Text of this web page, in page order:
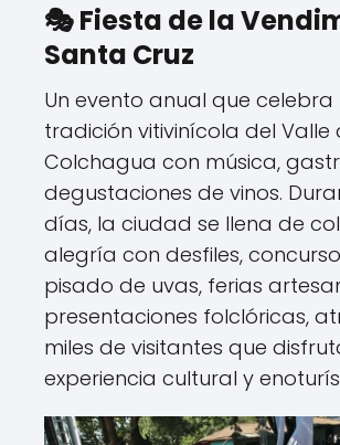
🎭 Fiesta de la
Santa Cruz
Un evento anual que celebra
tradición vitivinícola del Valle
Colchagua con música,
degustaciones de vinos.
días, la ciudad se llena de
alegría con desfiles,
pisado de uvas, ferias
presentaciones folclóricas,
miles de visitantes que
experiencia cultural y